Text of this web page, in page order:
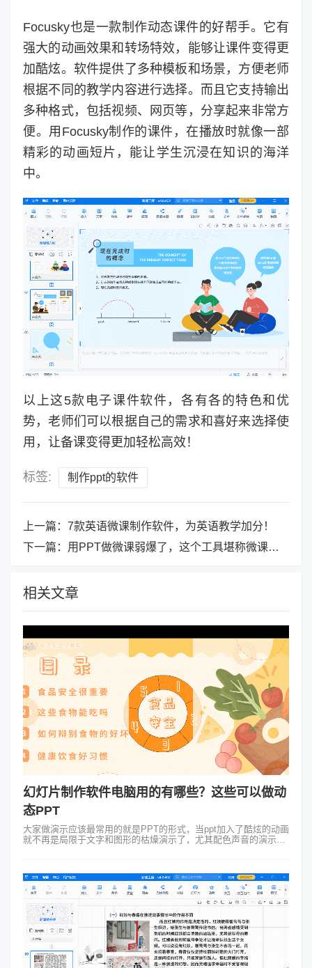
Focusky也是一款制作动态课件的好帮手。它有
强大的动画效果和转场特效，能够让课件变得更
加酷炫。软件提供了多种模板和场景，方便老师
根据不同的教学内容进行选择。而且它支持输出
多种格式，包括视频、网页等，分享起来非常方
便。用Focusky制作的课件，在播放时就像一部
精彩的动画短片，能让学生沉浸在知识的海洋
中。
以上这5款电子课件软件，各有各的特色和优
势，老师们可以根据自己的需求和喜好来选择使
用，让备课变得更加轻松高效！
标签: 制作ppt的软件
上一篇： 7款英语微课制作软件，为英语教学加分！
下一篇： 用PPT做微课弱爆了，这个工具堪称微课神器
相关文章
幻灯片制作软件电脑用的有哪些？这些可以做动
态PPT
大家做演示应该最常用的就是PPT的形式，当ppt加入了酷炫的动画
就不再是局限于文字和图形的枯燥演示了，尤其配色声音的演示效